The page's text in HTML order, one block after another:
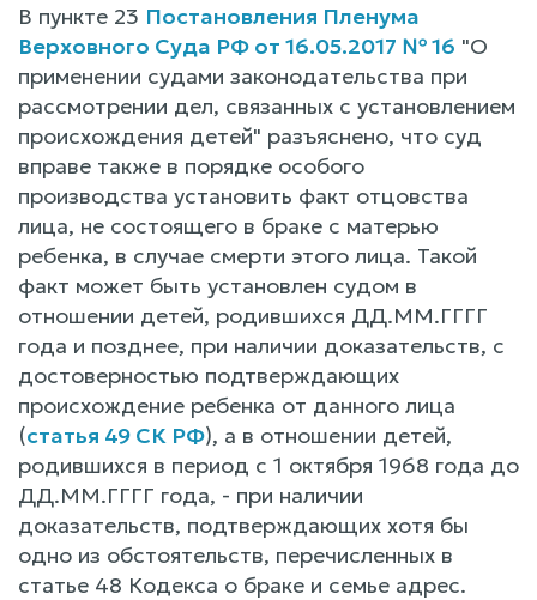
В пункте 23 Постановления Пленума
Верховного Суда РФ от 16.05.2017 № 16 "О
применении судами законодательства при
рассмотрении дел, связанных с установлением
происхождения детей" разъяснено, что суд
вправе также в порядке особого
производства установить факт отцовства
лица, не состоящего в браке с матерью
ребенка, в случае смерти этого лица. Такой
факт может быть установлен судом в
отношении детей, родившихся ДД.ММ.ГГГГ
года и позднее, при наличии доказательств, с
достоверностью подтверждающих
происхождение ребенка от данного лица
(статья 49 СК РФ), а в отношении детей,
родившихся в период с 1 октября 1968 года до
ДД.ММ.ГГГГ года, - при наличии
доказательств, подтверждающих хотя бы
одно из обстоятельств, перечисленных в
статье 48 Кодекса о браке и семье адрес.